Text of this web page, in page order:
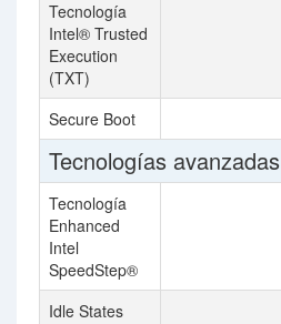
Tecnología
Intel® Trusted
Execution
(TXT)
Secure Boot
Tecnologías avanzadas
Tecnología
Enhanced
Intel
SpeedStep®
Idle States